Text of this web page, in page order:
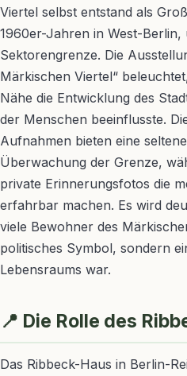
Viertel selbst entstand als
1960er-Jahren in West-Berlin,
Sektorengrenze. Die
Märkischen Viertel“
Nähe die Entwicklung des
der Menschen beeinflusste.
Aufnahmen bieten eine
Überwachung der Grenze,
private Erinnerungsfotos die
erfahrbar machen. Es wird
viele Bewohner des
politisches Symbol, sondern
Lebensraums war.
📍 Die Rolle des
Das Ribbeck-Haus in Berlin-